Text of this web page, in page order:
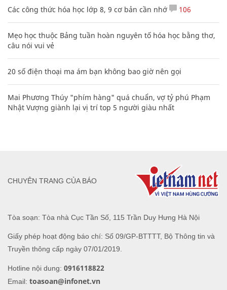
Các công thức hóa học lớp 8, 9 cơ bản cần nhớ 106
Mẹo học thuộc Bảng tuần hoàn nguyên tố hóa học bằng thơ,
câu nói vui vẻ
20 số điện thoại ma ám bạn không bao giờ nên gọi
Mai Phương Thúy "phím hàng" quá chuẩn, vợ tỷ phú Phạm
Nhật Vượng giành lại vị trí top 5 người giàu nhất
Tòa soạn: Tòa nhà Cục Tần Số, 115 Trần Duy Hưng Hà Nội
Giấy phép hoạt động báo chí: Số 09/GP-BTTTT, Bộ Thông tin và
Truyền thông cấp ngày 07/01/2019.
Hotline nội dung: 0916118822
Email: toasoan@infonet.vn
CHUYÊN TRANG CỦA BÁO